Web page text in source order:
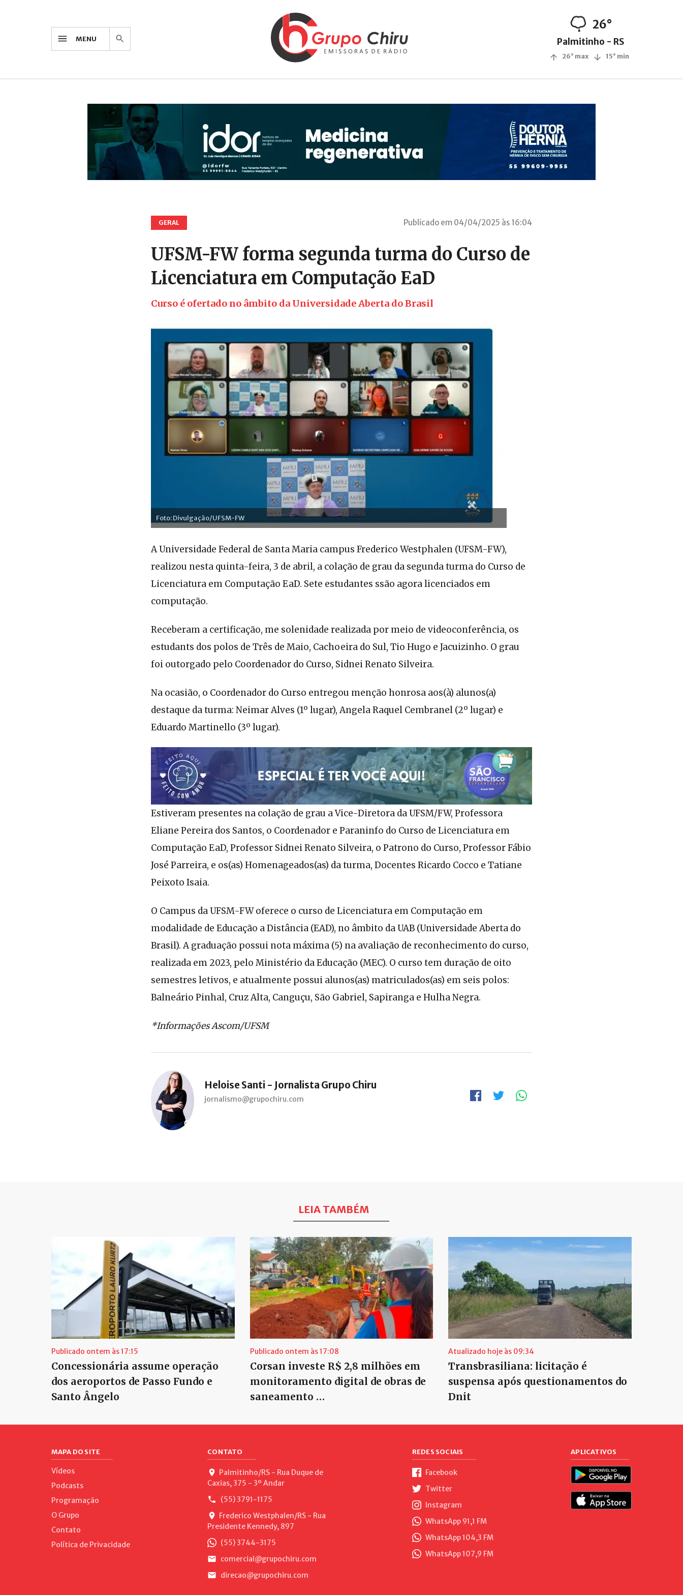
MENU
26°
Palmitinho - RS
26° max 15° min
GERAL Publicado em 04/04/2025 às 16:04
UFSM-FW forma segunda turma do Curso de
Licenciatura em Computação EaD
Curso é ofertado no âmbito da Universidade Aberta do Brasil
Foto: Divulgação/UFSM-FW
A Universidade Federal de Santa Maria campus Frederico Westphalen (UFSM-FW),
realizou nesta quinta-feira, 3 de abril, a colação de grau da segunda turma do Curso de
Licenciatura em Computação EaD. Sete estudantes ssão agora licenciados em
computação.
Receberam a certificação, me solenidade realizada por meio de videoconferência, os
estudants dos polos de Três de Maio, Cachoeira do Sul, Tio Hugo e Jacuizinho. O grau
foi outorgado pelo Coordenador do Curso, Sidnei Renato Silveira.
Na ocasião, o Coordenador do Curso entregou menção honrosa aos(à) alunos(a)
destaque da turma: Neimar Alves (1º lugar), Angela Raquel Cembranel (2º lugar) e
Eduardo Martinello (3º lugar).
Estiveram presentes na colação de grau a Vice-Diretora da UFSM/FW, Professora
Eliane Pereira dos Santos, o Coordenador e Paraninfo do Curso de Licenciatura em
Computação EaD, Professor Sidnei Renato Silveira, o Patrono do Curso, Professor Fábio
José Parreira, e os(as) Homenageados(as) da turma, Docentes Ricardo Cocco e Tatiane
Peixoto Isaia.
O Campus da UFSM-FW oferece o curso de Licenciatura em Computação em
modalidade de Educação a Distância (EAD), no âmbito da UAB (Universidade Aberta do
Brasil). A graduação possui nota máxima (5) na avaliação de reconhecimento do curso,
realizada em 2023, pelo Ministério da Educação (MEC). O curso tem duração de oito
semestres letivos, e atualmente possui alunos(as) matriculados(as) em seis polos:
Balneário Pinhal, Cruz Alta, Canguçu, São Gabriel, Sapiranga e Hulha Negra.
*Informações Ascom/UFSM
Heloise Santi - Jornalista Grupo Chiru
jornalismo@grupochiru.com
LEIA TAMBÉM
Publicado ontem às 17:15
Concessionária assume operação
dos aeroportos de Passo Fundo e
Santo Ângelo
Publicado ontem às 17:08
Corsan investe R$ 2,8 milhões em
monitoramento digital de obras de
saneamento …
Atualizado hoje às 09:34
Transbrasiliana: licitação é
suspensa após questionamentos do
Dnit
MAPA DO SITE
Vídeos
Podcasts
Programação
O Grupo
Contato
Política de Privacidade
CONTATO
Palmitinho/RS - Rua Duque de
Caxias, 375 - 3º Andar
(55) 3791-1175
Frederico Westphalen/RS - Rua
Presidente Kennedy, 897
(55) 3744-3175
comercial@grupochiru.com
direcao@grupochiru.com
REDES SOCIAIS
Facebook
Twitter
Instagram
WhatsApp 91,1 FM
WhatsApp 104,3 FM
WhatsApp 107,9 FM
APLICATIVOS